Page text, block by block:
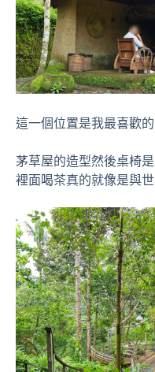
這一個位置是我最喜歡的
茅草屋的造型然後桌椅
裡面喝茶真的就像是與